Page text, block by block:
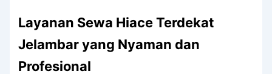
Layanan Sewa Hiace Terdekat
Jelambar yang Nyaman dan
Profesional